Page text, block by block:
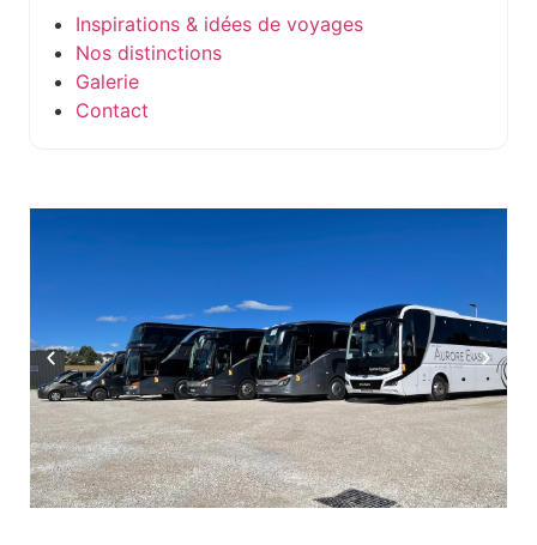
Inspirations & idées de voyages
Nos distinctions
Galerie
Contact